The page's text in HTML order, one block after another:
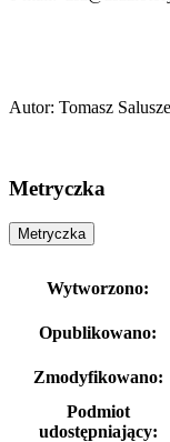
Autor: Tomasz
Metryczka
Metryczka
Wytworzono:
Opublikowano:
Zmodyfikowano:
Podmiot
udostępniający: